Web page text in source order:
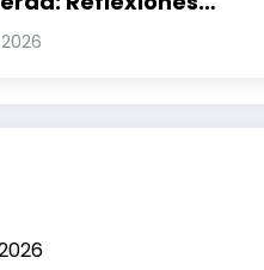
el fracaso chavista y
moral en América
2026